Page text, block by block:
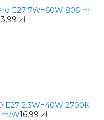
E27 7W=60W 806lm
zł
E27 2.3W=40W 2700K
W16,99 zł